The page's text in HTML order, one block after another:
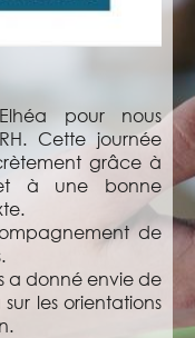
pour nous
Cette journée
grâce à
à une bonne
de
a donné envie de
les orientations